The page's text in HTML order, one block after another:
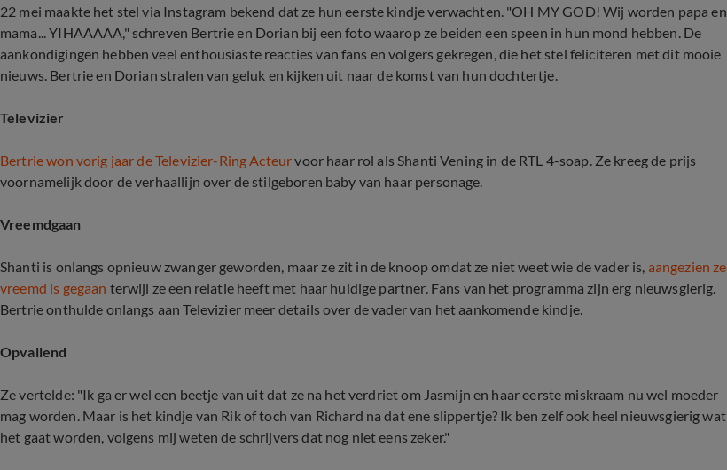
22 mei maakte het stel via Instagram bekend dat ze hun eerste kindje verwachten. "OH MY GOD! Wij worden papa en
mama... YIHAAAAA," schreven Bertrie en Dorian bij een foto waarop ze beiden een speen in hun mond hebben. De
aankondigingen hebben veel enthousiaste reacties van fans en volgers gekregen, die het stel feliciteren met dit mooie
nieuws. Bertrie en Dorian stralen van geluk en kijken uit naar de komst van hun dochtertje.
Televizier
Bertrie won vorig jaar de Televizier-Ring Acteurvoor haar rol als Shanti Vening in de RTL 4-soap. Ze kreeg de prijs
voornamelijk door de verhaallijn over de stilgeboren baby van haar personage.
Vreemdgaan
Shanti is onlangs opnieuw zwanger geworden, maar ze zit in de knoop omdat ze niet weet wie de vader is, aangezien ze
vreemd is gegaan terwijl ze een relatie heeft met haar huidige partner. Fans van het programma zijn erg nieuwsgierig.
Bertrie onthulde onlangs aan Televizier meer details over de vader van het aankomende kindje.
Opvallend
Ze vertelde: "Ik ga er wel een beetje van uit dat ze na het verdriet om Jasmijn en haar eerste miskraam nu wel moeder
mag worden. Maar is het kindje van Rik of toch van Richard na dat ene slippertje? Ik ben zelf ook heel nieuwsgierig wat
het gaat worden, volgens mij weten de schrijvers dat nog niet eens zeker."